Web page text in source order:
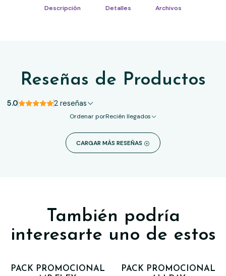
Descripción Detalles Archivos
Reseñas de Productos
5.0 2 reseñas
Ordenar porRecién llegados
CARGAR MÁS RESEÑAS
También podría
interesarte uno de estos
PACK PROMOCIONAL
PACK PROMOCIONAL